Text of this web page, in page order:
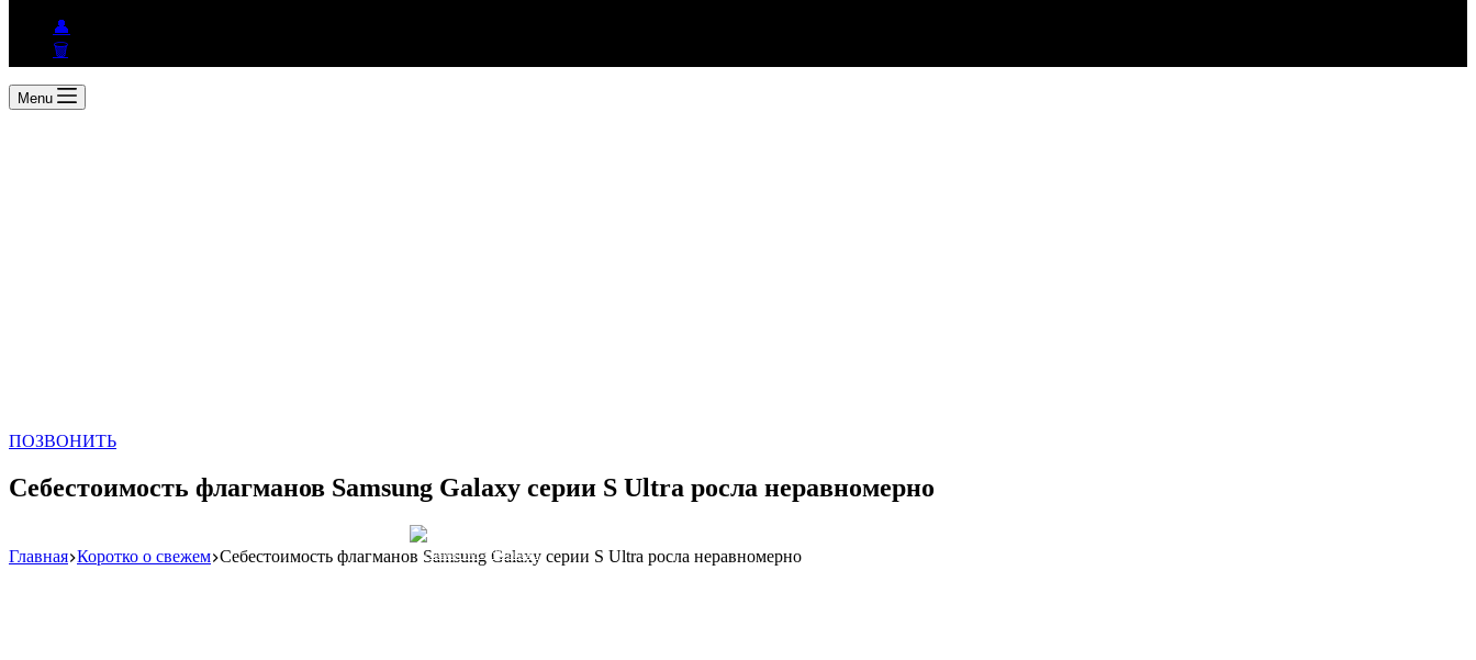
👤
🗑
Menu
ПОЗВОНИТЬ
Себестоимость флагманов Samsung Galaxy серии S Ultra росла неравномерно
Реклама: WeLANS облако
Главная Коротко о свежем Себестоимость флагманов Samsung Galaxy серии S Ultra росла неравномерно